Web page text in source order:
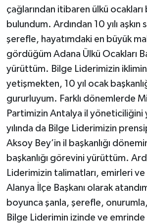
çağlarından itibaren ülkü
bulundum. Ardından 10 yılı aşkın
şerefle, hayatımdaki en büyük
gördüğüm Adana Ülkü Ocakları
yürüttüm. Bilge Liderimizin
yetişmekten, 10 yıl ocak
gururluyum. Farklı dönemlerde
Partimizin Antalya il yöneticiliğini
yılında da Bilge Liderimizin
Aksoy Bey’in il başkanlığı
başkanlığı görevini yürüttüm.
Liderimizin talimatları, emirleri
Alanya İlçe Başkanı olarak
boyunca şanla, şerefle,
Bilge Liderimin izinde ve emrinde